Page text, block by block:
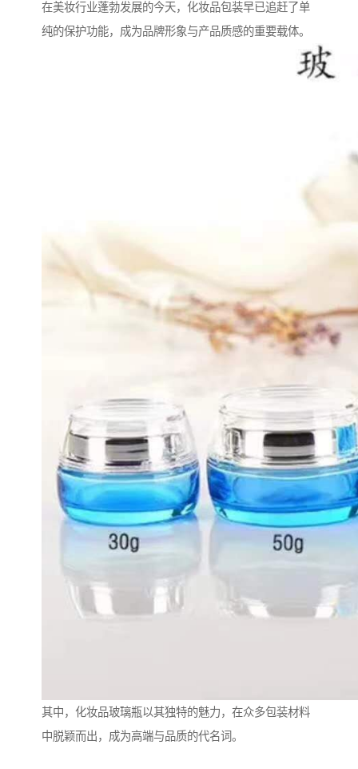
在美妆行业蓬勃发展的今天，化妆品包装早已追赶了单
纯的保护功能，成为品牌形象与产品质感的重要载体。
其中，化妆品玻璃瓶以其独特的魅力，在众多包装材料
中脱颖而出，成为高端与品质的代名词。